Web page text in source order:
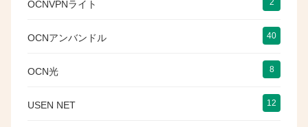
OCNVPNライト
OCNアンバンドル 40
OCN光 8
USEN NET 12